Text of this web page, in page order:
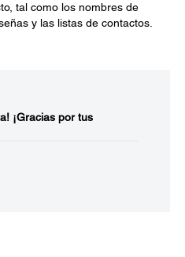
tal como los nombres de
y las listas de contactos.
¡Gracias por tus